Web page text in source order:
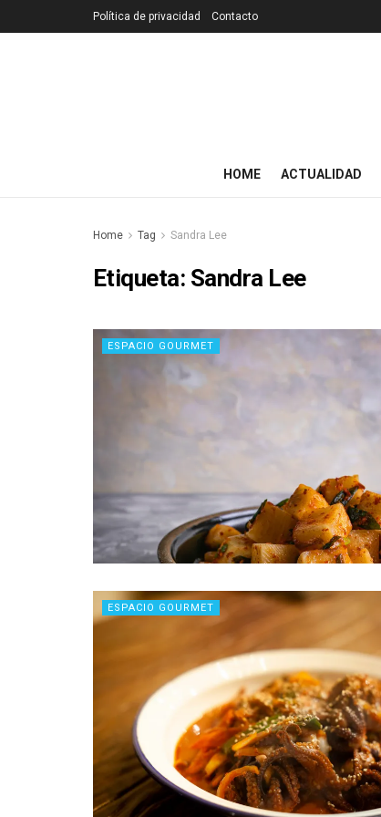
Política de privacidad Contacto
HOME ACTUALIDAD
Home Tag Sandra Lee
Etiqueta: Sandra Lee
ESPACIO GOURMET
ESPACIO GOURMET